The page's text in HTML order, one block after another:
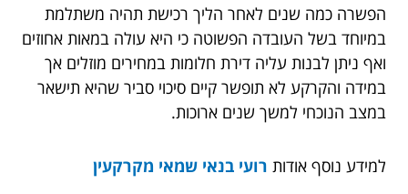
הפשרה כמה שנים לאחר הליך רכישת תהיה משתלמת
במיוחד בשל העובדה הפשוטה כי היא עולה במאות אחוזים
ואף ניתן לבנות עליה דירת חלומות במחירים מוזלים אך
במידה והקרקע לא תופשר קיים סיכוי סביר שהיא תישאר
במצב הנוכחי למשך שנים ארוכות.
למידע נוסף אודות רועי בנאי שמאי מקרקעין